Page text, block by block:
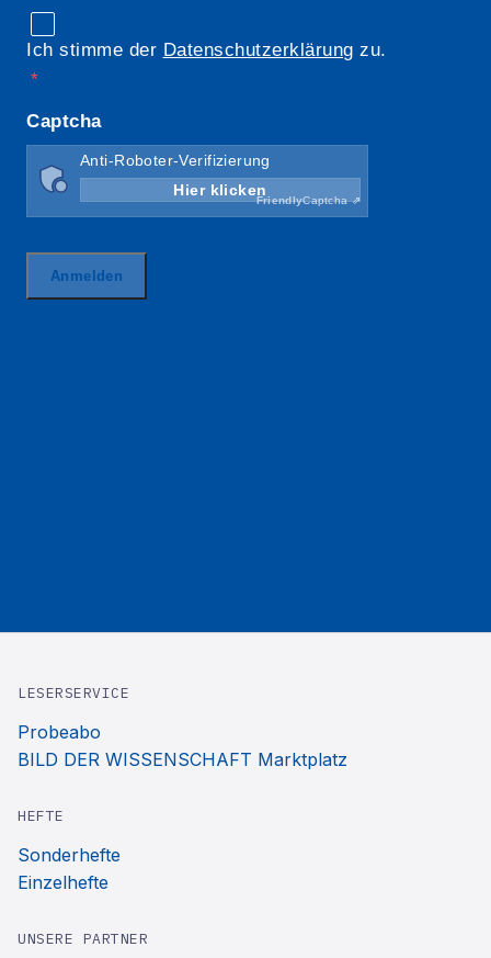
LESERSERVICE
Probeabo
BILD DER WISSENSCHAFT Marktplatz
HEFTE
Sonderhefte
Einzelhefte
UNSERE PARTNER